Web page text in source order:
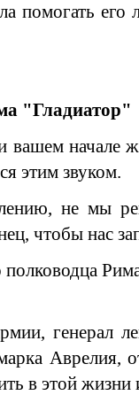
помогать
"Гладиатор"
начале
этим звуком.
не мы
чтобы нас
генерал
Аврелия,
в этой